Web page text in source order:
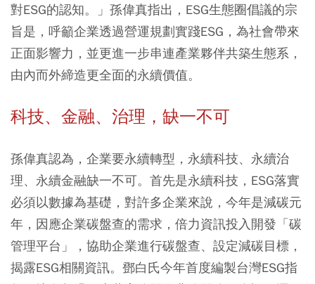
對ESG的認知。」孫偉真指出，ESG生態圈倡議的宗
旨是，呼籲企業透過營運規劃實踐ESG，為社會帶來
正面影響力，並更進一步串連產業夥伴共築生態系，
由內而外締造更全面的永續價值。
科技、金融、治理，缺一不可
孫偉真認為，企業要永續轉型，永續科技、永續治
理、永續金融缺一不可。首先是永續科技，ESG落實
必須以數據為基礎，對許多企業來說，今年是減碳元
年，因應企業碳盤查的需求，倍力資訊投入開發「碳
管理平台」，協助企業進行碳盤查、設定減碳目標，
揭露ESG相關資訊。鄧白氏今年首度編製台灣ESG指